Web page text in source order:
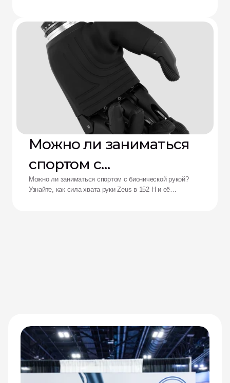
Aether
Можно ли заниматься
спортом с
бионической рукой?
Можно ли заниматься спортом с бионической рукой?
Узнайте, как сила хвата руки Zeus в 152 Н и её